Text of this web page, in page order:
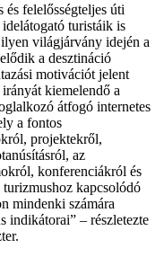
felelősségteljes úti
turistáik is
világjárvány idején a
a desztináció
motivációt jelent
kiemelendő a
átfogó internetes
a fontos
projektekről,
az
konferenciákról és
kapcsolódó
mindenki számára
indikátorai
– részletezte